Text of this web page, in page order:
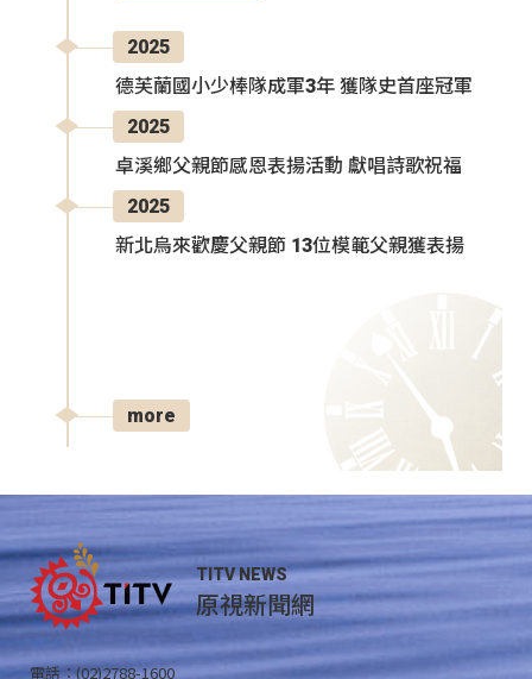
2025
德芙蘭國小少棒隊成軍3年 獲隊史首座冠軍
2025
卓溪鄉父親節感恩表揚活動 獻唱詩歌祝福
2025
新北烏來歡慶父親節 13位模範父親獲表揚
more
TITV NEWS
原視新聞網
電話：(02)2788-1600